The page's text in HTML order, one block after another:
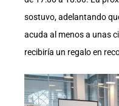
sostuvo, adelantando
acuda al menos a unas
recibiría un regalo en